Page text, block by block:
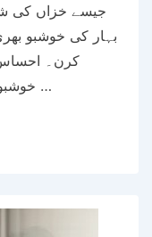
جیسے خزاں کی
بہار کی خوشبو
کرن۔
خوشبودار جھونکا — اچانک، بے خبر، مگر دل …